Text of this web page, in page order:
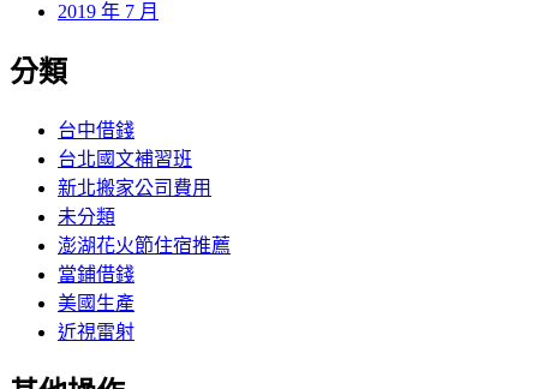
2019 年 7 月
分類
台中借錢
台北國文補習班
新北搬家公司費用
未分類
澎湖花火節住宿推薦
當鋪借錢
美國生產
近視雷射